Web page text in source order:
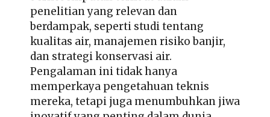
penelitian yang relevan dan
berdampak, seperti studi tentang
kualitas air, manajemen risiko banjir,
dan strategi konservasi air.
Pengalaman ini tidak hanya
memperkaya pengetahuan teknis
mereka, tetapi juga menumbuhkan jiwa